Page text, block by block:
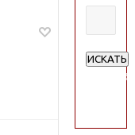
ИСКАТЬ